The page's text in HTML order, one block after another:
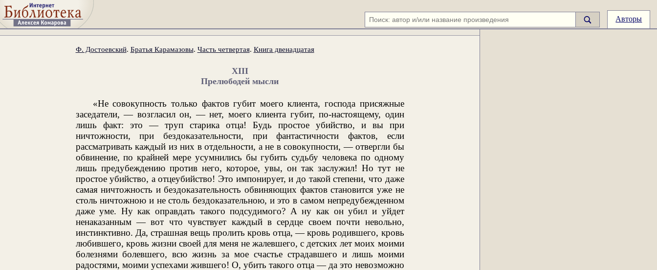
Авторы
Ф. Достоевский. Братья Карамазовы. Часть четвертая. Книга двенадцатая
XIII
Прелюбодей мысли
«Не совокупность только фактов губит моего клиента, господа присяжные
заседатели, — возгласил он, — нет, моего клиента губит, по-настоящему, один
лишь факт: это — труп старика отца! Будь простое убийство, и вы при
ничтожности, при бездоказательности, при фантастичности фактов, если
рассматривать каждый из них в отдельности, а не в совокупности, — отвергли бы
обвинение, по крайней мере усумнились бы губить судьбу человека по одному
лишь предубеждению против него, которое, увы, он так заслужил! Но тут не
простое убийство, а отцеубийство! Это импонирует, и до такой степени, что даже
самая ничтожность и бездоказательность обвиняющих фактов становится уже не
столь ничтожною и не столь бездоказательною, и это в самом непредубежденном
даже уме. Ну как оправдать такого подсудимого? А ну как он убил и уйдет
ненаказанным — вот что чувствует каждый в сердце своем почти невольно,
инстинктивно. Да, страшная вещь пролить кровь отца, — кровь родившего, кровь
любившего, кровь жизни своей для меня не жалевшего, с детских лет моих моими
болезнями болевшего, всю жизнь за мое счастье страдавшего и лишь моими
радостями, моими успехами жившего! О, убить такого отца — да это невозможно